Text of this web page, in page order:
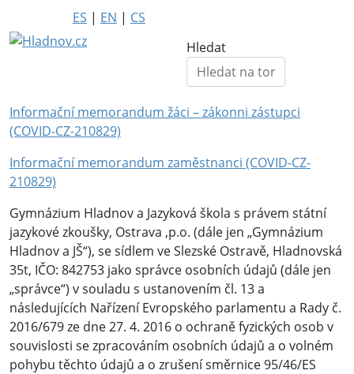
ES | EN | CS
Hledat
Informační memorandum žáci – zákonni zástupci
(COVID-CZ-210829)
Informační memorandum zaměstnanci (COVID-CZ-
210829)
Gymnázium Hladnov a Jazyková škola s právem státní
jazykové zkoušky, Ostrava ,p.o. (dále jen „Gymnázium
Hladnov a JŠ“), se sídlem ve Slezské Ostravě, Hladnovská
35t, IČO: 842753 jako správce osobních údajů (dále jen
„správce“) v souladu s ustanovením čl. 13 a
následujících Nařízení Evropského parlamentu a Rady č.
2016/679 ze dne 27. 4. 2016 o ochraně fyzických osob v
souvislosti se zpracováním osobních údajů a o volném
pohybu těchto údajů a o zrušení směrnice 95/46/ES